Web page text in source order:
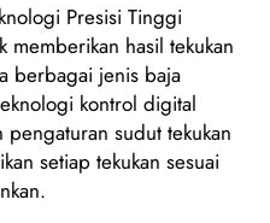
Presisi Tinggi
hasil tekukan
berbagai jenis baja
kontrol digital
sudut tekukan
setiap tekukan sesuai